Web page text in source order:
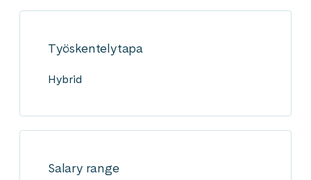
Työskentelytapa
Hybrid
Salary range